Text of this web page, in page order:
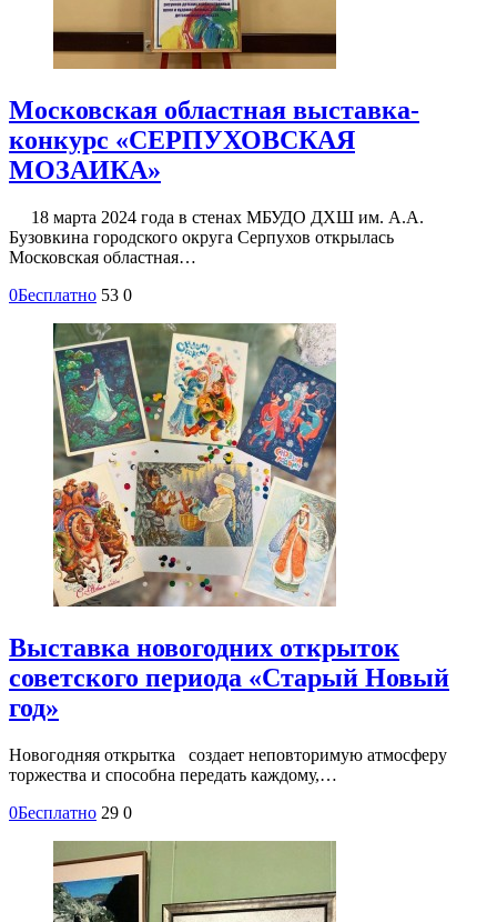
Московская областная выставка-
конкурс «СЕРПУХОВСКАЯ
МОЗАИКА»
18 марта 2024 года в стенах МБУДО ДХШ им. А.А.
Бузовкина городского округа Серпухов открылась
Московская областная…
0Бесплатно 53 0
Выставка новогодних открыток
советского периода «Старый Новый
год»
Новогодняя открытка создает неповторимую атмосферу
торжества и способна передать каждому,…
0Бесплатно 29 0